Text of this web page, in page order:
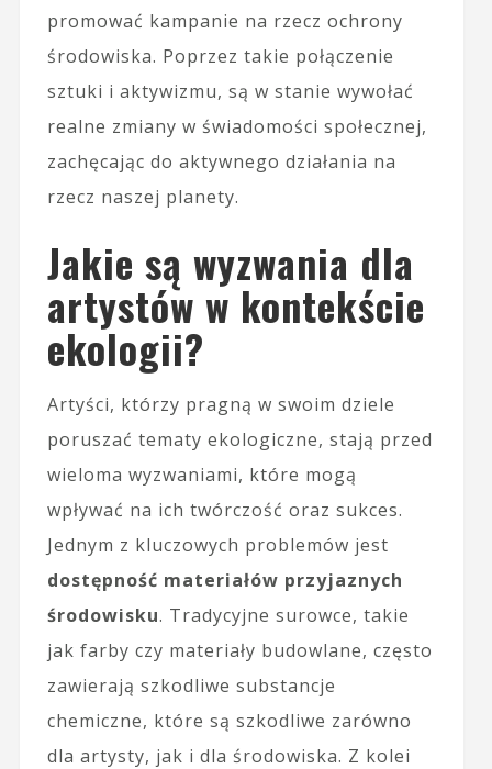
promować kampanie na rzecz ochrony
środowiska. Poprzez takie połączenie
sztuki i aktywizmu, są w stanie wywołać
realne zmiany w świadomości społecznej,
zachęcając do aktywnego działania na
rzecz naszej planety.
Jakie są wyzwania dla
artystów w kontekście
ekologii?
Artyści, którzy pragną w swoim dziele
poruszać tematy ekologiczne, stają przed
wieloma wyzwaniami, które mogą
wpływać na ich twórczość oraz sukces.
Jednym z kluczowych problemów jest
dostępność materiałów przyjaznych
środowisku. Tradycyjne surowce, takie
jak farby czy materiały budowlane, często
zawierają szkodliwe substancje
chemiczne, które są szkodliwe zarówno
dla artysty, jak i dla środowiska. Z kolei